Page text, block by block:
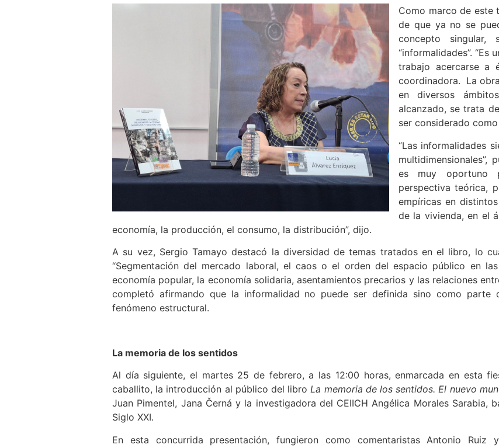
Como marco de este
de que ya no se
concepto
“informalidades”. “Es
trabajo acercarse a
coordinadora. La
en diversos
alcanzado, se trata
ser considerado
“Las informalidades
multidimensionales”,
es muy oportuno
perspectiva teórica,
empíricas en
de la vivienda, en el
economía, la producción, el consumo, la distribución”, dijo.
A su vez, Sergio Tamayo destacó la diversidad de temas tratados en el libro, lo
“Segmentación del mercado laboral, el caos o el orden del espacio público en
economía popular, la economía solidaria, asentamientos precarios y las relaciones
completó afirmando que la informalidad no puede ser definida sino como
fenómeno estructural.
La memoria de los sentidos
Al día siguiente, el martes 25 de febrero, a las 12:00 horas, enmarcada en esta
caballito, la introducción al público del libroLa memoria de los sentidos. El nuevo
Juan Pimentel, Jana Černá y la investigadora del CEIICH Angélica Morales Sarabia,
Siglo XXI.
En esta concurrida presentación, fungieron como comentaristas Antonio Ruiz